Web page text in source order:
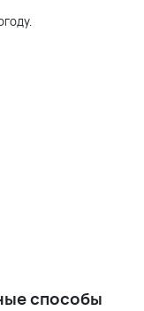
способы